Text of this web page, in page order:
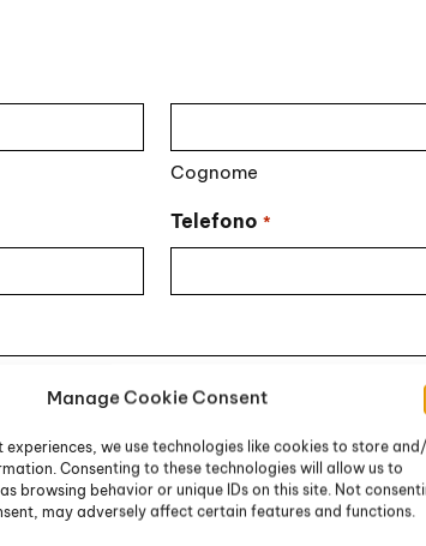
Manage Cookie Consent
experiences, we use technologies like cookies to store
Consenting to these technologies will allow us to
browsing behavior or unique IDs on this site. Not
may adversely affect certain features and functions.
Cognome
Telefono *